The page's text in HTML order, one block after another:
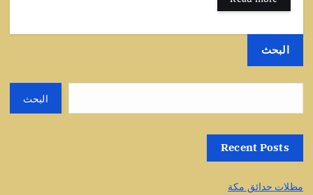
البحث
البحث
Recent Posts
مظلات حدائق مكة